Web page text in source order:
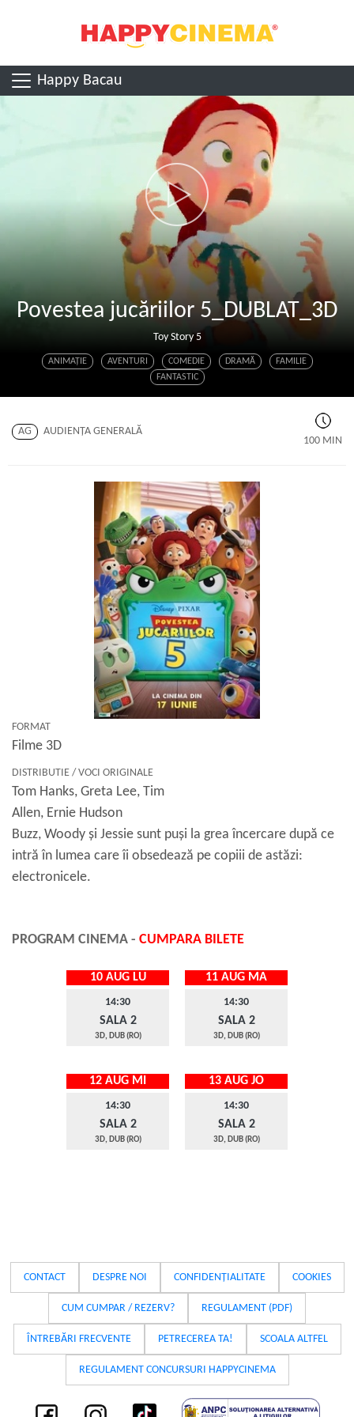
Happy Bacau
Povestea jucăriilor 5_DUBLAT_3D
Toy Story 5
ANIMAŢIE AVENTURI COMEDIE DRAMĂ
FAMILIE
FANTASTIC
AG
AUDIENŢA GENERALĂ
100 MIN
FORMAT
Filme 3D
DISTRIBUTIE / VOCI ORIGINALE
Tom Hanks, Greta Lee, Tim
Allen, Ernie Hudson
Buzz, Woody și Jessie sunt puși la grea încercare după ce
intră în lumea care îi obsedează pe copiii de astăzi:
electronicele.
PROGRAM CINEMA - CUMPARA BILETE
10 AUG LU
14:30
SALA 2
3D, DUB (RO)
11 AUG MA
14:30
SALA 2
3D, DUB (RO)
12 AUG MI
14:30
SALA 2
3D, DUB (RO)
13 AUG JO
14:30
SALA 2
3D, DUB (RO)
CONTACT DESPRE NOI CONFIDENȚIALITATE COOKIES
CUM CUMPAR / REZERV? REGULAMENT (PDF)
ÎNTREBĂRI FRECVENTE PETRECEREA TA! SCOALA ALTFEL
REGULAMENT CONCURSURI HAPPYCINEMA